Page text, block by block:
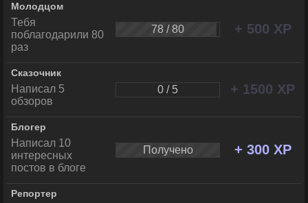
Молодцом
Тебя
поблагодарили 80
раз
78 / 80 + 500 XP
Сказочник
Написал 5
обзоров
0 / 5 + 1500 XP
Блогер
Написал 10
интересных
постов в блоге
Получено + 300 XP
Репортер